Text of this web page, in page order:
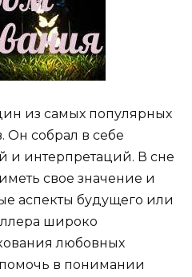
из самых популярных
Он собрал в себе
и интерпретаций. В сне
свое значение и
аспекты будущего или
широко
любовных
в понимании